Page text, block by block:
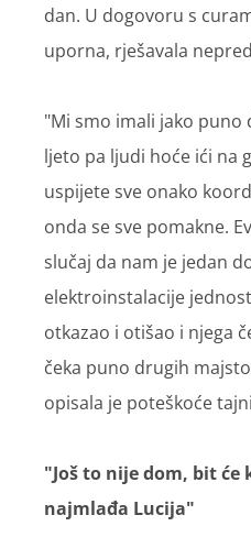
dan. U dogovoru s
uporna, rješavala
"Mi smo imali jako
ljeto pa ljudi hoće ići na
uspijete sve onako
onda se sve pomakne.
slučaj da nam je jedan
elektroinstalacije
otkazao i otišao i njega
čeka puno drugih
opisala je poteškoće
"Još to nije dom, bit će
najmlađa Lucija"